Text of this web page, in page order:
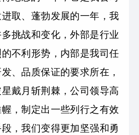
取、蓬勃发展的一年，我
挑战和变化，外部是行业
不利形势，内部是我司任
、品质保证的要求所在，
戴月斩荆棘，公司领导高
，制定出一些列行之有效
，我们变得更加坚强和勇